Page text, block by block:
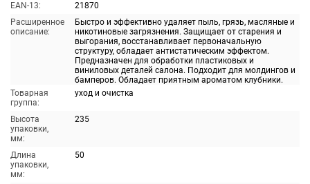
EAN-13:
21870
Расширенное
описание:
Быстро и эффективно удаляет пыль, грязь, масляные и
никотиновые загрязнения. Защищает от старения и
выгорания, восстанавливает первоначальную
структуру, обладает антистатическим эффектом.
Предназначен для обработки пластиковых и
виниловых деталей салона. Подходит для молдингов и
бамперов. Обладает приятным ароматом клубники.
Товарная
группа:
уход и очистка
Высота
упаковки,
мм:
235
Длина
упаковки,
мм:
50